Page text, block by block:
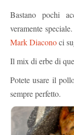
Bastano pochi
veramente
Mark Diaconoci
Il mix di erbe di
Potete usare il
sempre perfetto.